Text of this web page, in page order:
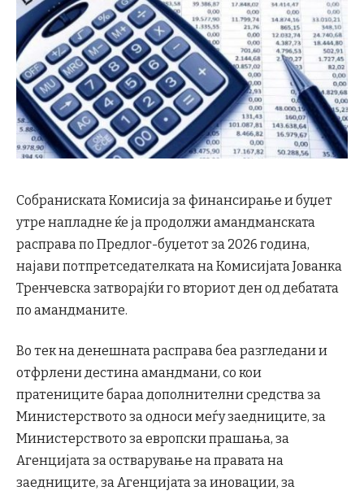
Собраниската Комисија за финансирање и буџет
утре напладне ќе ја продолжи амандманската
расправа по Предлог-буџетот за 2026 година,
најави потпретседателката на Комисијата Јованка
Тренчевска затворајќи го вториот ден од дебатата
по амандманите.
Во тек на денешната расправа беа разгледани и
отфрлени дестина амандмани, со кои
пратениците бараа дополнителни средства за
Министерството за односи меѓу заедниците, за
Министерството за европски прашања, за
Агенцијата за остварување на правата на
заедниците, за Агенцијата за иновации, за